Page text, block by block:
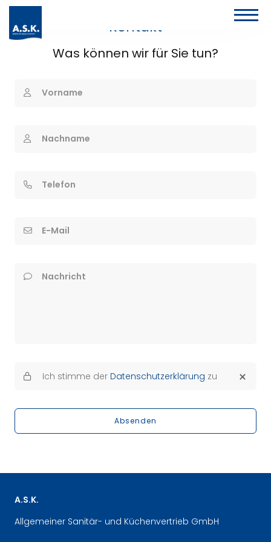
Kontakt
Was können wir für Sie tun?
Vorname
Nachname
Telefon
E-Mail
Nachricht
Ich stimme der Datenschutzerklärung zu
Absenden
A.S.K.
Allgemeiner Sanitär- und Küchenvertrieb GmbH